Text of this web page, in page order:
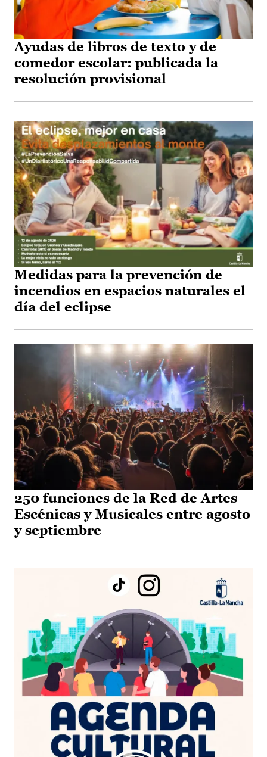
Ayudas de libros de texto y de
comedor escolar: publicada la
resolución provisional
Medidas para la prevención de
incendios en espacios naturales el
día del eclipse
250 funciones de la Red de Artes
Escénicas y Musicales entre agosto
y septiembre